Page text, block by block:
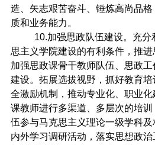
造、矢志艰苦奋斗、锤炼高尚品
质和业务能力。
10.加强思政队伍建设。充
思主义学院建设的有利条件，推进
加强思政课骨干教师队伍、思政
建设。拓展选拔视野，抓好教育
全激励机制，推动专业化、职业
课教师进行多渠道、多层次的培
伍参与马克思主义理论一级学科
内外学习调研活动，落实思想政